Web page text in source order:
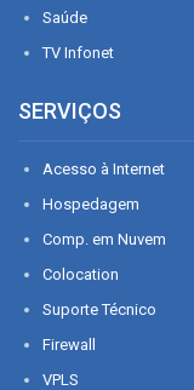
Saúde
TV Infonet
SERVIÇOS
Acesso à Internet
Hospedagem
Comp. em Nuvem
Colocation
Suporte Técnico
Firewall
VPLS